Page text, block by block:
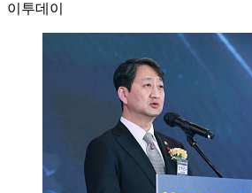
이투데이